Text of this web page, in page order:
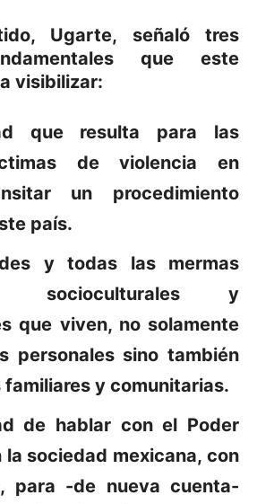
Ugarte, señaló tres
que este
visibilizar:
que resulta para las
de violencia en
un procedimiento
país.
y todas las mermas
socioculturales y
que viven, no solamente
personales sino también
familiares y comunitarias.
de hablar con el Poder
la sociedad mexicana, con
para -de nueva cuenta-